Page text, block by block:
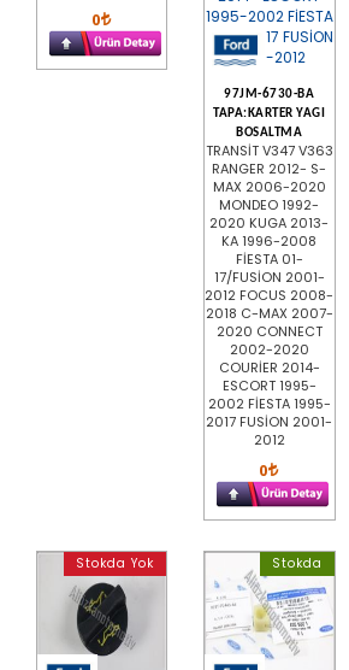
0
97JM-6730-BA
TAPA:KARTER YAGI
BOSALTMA
TRANSİT V347 V363
RANGER 2012- S-
MAX 2006-2020
MONDEO 1992-
2020 KUGA 2013-
KA 1996-2008
FİESTA 01-
17/FUSİON 2001-
2012 FOCUS 2008-
2018 C-MAX 2007-
2020 CONNECT
2002-2020
COURİER 2014-
ESCORT 1995-
2002 FİESTA 1995-
2017 FUSİON 2001-
2012
0
Stokda Yok Stokda